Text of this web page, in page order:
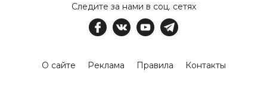
Следите за нами в соц. сетях
О сайте Реклама Правила Контакты